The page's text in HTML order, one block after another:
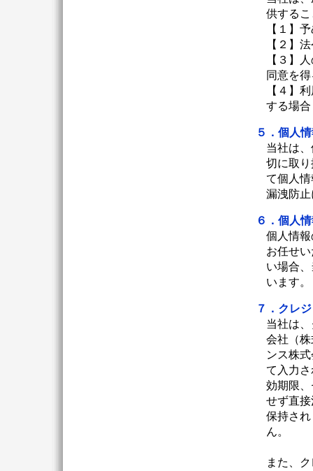
供する
【１】
【２】
【３】
同意を
【４】
する場合
５．個人
当社は
切に取
て個人
漏洩防
６．個人
個人情
お任せ
い場合
います
７．クレ
当社は
会社（
ンス株
て入力
効期限
せず直
保持さ
ん。
また、